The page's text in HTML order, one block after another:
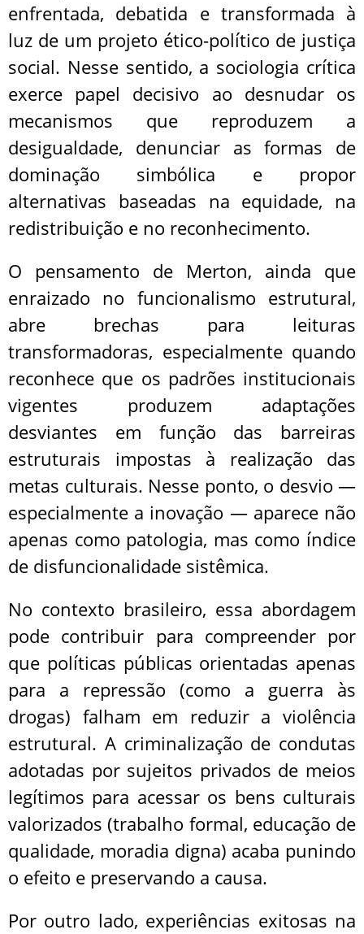
enfrentada, debatida e transformada à
luz de um projeto ético-político de justiça
social. Nesse sentido, a sociologia crítica
exerce papel decisivo ao desnudar os
mecanismos que reproduzem a
desigualdade, denunciar as formas de
dominação simbólica e propor
alternativas baseadas na equidade, na
redistribuição e no reconhecimento.
O pensamento de Merton, ainda que
enraizado no funcionalismo estrutural,
abre brechas para leituras
transformadoras, especialmente quando
reconhece que os padrões institucionais
vigentes produzem adaptações
desviantes em função das barreiras
estruturais impostas à realização das
metas culturais. Nesse ponto, o desvio —
especialmente a inovação — aparece não
apenas como patologia, mas como índice
de disfuncionalidade sistêmica.
No contexto brasileiro, essa abordagem
pode contribuir para compreender por
que políticas públicas orientadas apenas
para a repressão (como a guerra às
drogas) falham em reduzir a violência
estrutural. A criminalização de condutas
adotadas por sujeitos privados de meios
legítimos para acessar os bens culturais
valorizados (trabalho formal, educação de
qualidade, moradia digna) acaba punindo
o efeito e preservando a causa.
Por outro lado, experiências exitosas na